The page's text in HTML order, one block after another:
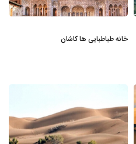
خانه طباطبایی ها کاشان